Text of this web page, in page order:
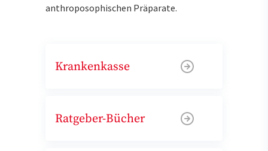
anthroposophischen Präparate.
Krankenkasse
Ratgeber-Bücher